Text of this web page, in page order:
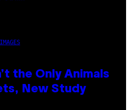
the Only Animals
New Study